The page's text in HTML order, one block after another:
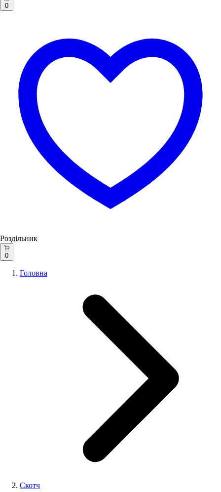
0
Роздільник
0
Головна
Скотч